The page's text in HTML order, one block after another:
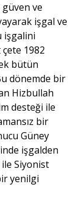
ve
işgal ve
işgalini
1982
bütün
dönemde bir
Hizbullah
desteği ile
bir
Güney
işgalden
Siyonist
yenilgi